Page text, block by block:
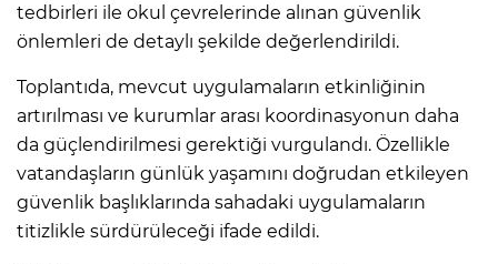
tedbirleri ile okul çevrelerinde alınan güvenlik
önlemleri de detaylı şekilde değerlendirildi.
Toplantıda, mevcut uygulamaların etkinliğinin
artırılması ve kurumlar arası koordinasyonun daha
da güçlendirilmesi gerektiği vurgulandı. Özellikle
vatandaşların günlük yaşamını doğrudan etkileyen
güvenlik başlıklarında sahadaki uygulamaların
titizlikle sürdürüleceği ifade edildi.